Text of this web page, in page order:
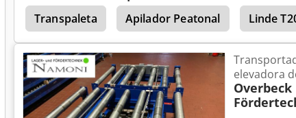
Transpaleta
Apilador Peatonal Linde
elevadora
Overbeck